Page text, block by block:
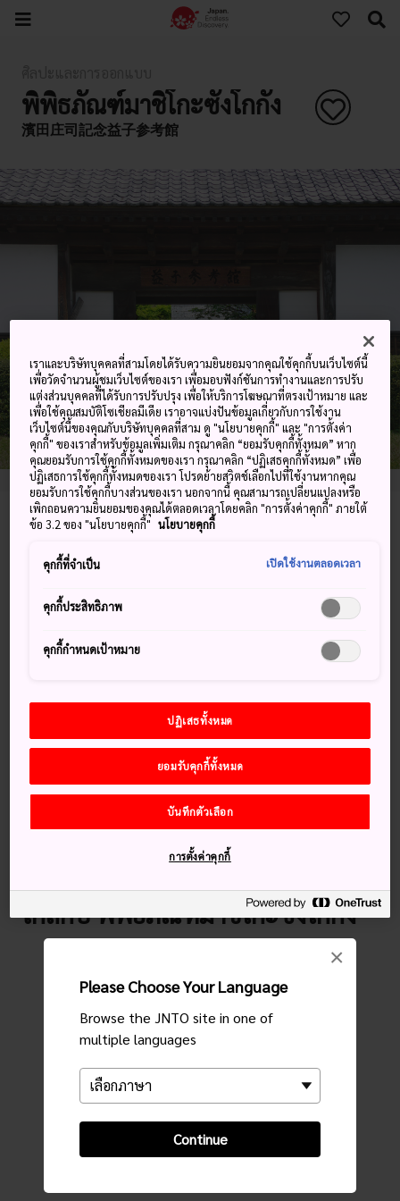
Please Choose Your Language
Browse the JNTO site in one of
multiple languages
Continue
×
พิพิธภัณฑ์มาชิโกะซังโกกัง
濱田庄司記念益子参考館
3388 Mashiko, Mashiko-machi, Haga-gun, Tochigi-
คำสำคัญ
ศิลปะและการออกแบบ พิพิธภัณฑ์ศิลปะ
ใกล้กับ พิพิธภัณฑ์มาชิโกะซังโกกัง
เราและบริษัทบุคคลที่สามโดยได้รับความยินยอมจากคุณใช้คุกกี้บนเว็บไซต์นี้
เพื่อวัดจำนวนผู้ชมเว็บไซต์ของเรา เพื่อมอบฟังก์ชันการทำงานและการปรับ
แต่งส่วนบุคคลที่ได้รับการปรับปรุง เพื่อให้บริการโฆษณาที่ตรงเป้าหมาย และ
เพื่อใช้คุณสมบัติโซเชียลมีเดีย เราอาจแบ่งปันข้อมูลเกี่ยวกับการใช้งาน
เว็บไซต์นี้ของคุณกับบริษัทบุคคลที่สาม ดู "นโยบายคุกกี้" และ "การตั้งค่า
คุกกี้" ของเราสำหรับข้อมูลเพิ่มเติม กรุณาคลิก “ยอมรับคุกกี้ทั้งหมด” หาก
คุณยอมรับการใช้คุกกี้ทั้งหมดของเรา กรุณาคลิก “ปฏิเสธคุกกี้ทั้งหมด” เพื่อ
ปฏิเสธการใช้คุกกี้ทั้งหมดของเรา โปรดย้ายสวิตช์เลือกไปที่ใช้งานหากคุณ
ยอมรับการใช้คุกกี้บางส่วนของเรา นอกจากนี้ คุณสามารถเปลี่ยนแปลงหรือ
เพิกถอนความยินยอมของคุณได้ตลอดเวลาโดยคลิก "การตั้งค่าคุกกี้" ภายใต้
ข้อ 3.2 ของ "นโยบายคุกกี้" นโยบายคุกกี้
คุกกี้ที่จำเป็น เปิดใช้งานตลอดเวลา
คุกกี้ประสิทธิภาพ
คุกกี้กำหนดเป้าหมาย
ปฏิเสธทั้งหมด
ยอมรับคุกกี้ทั้งหมด
บันทึกตัวเลือก
การตั้งค่าคุกกี้